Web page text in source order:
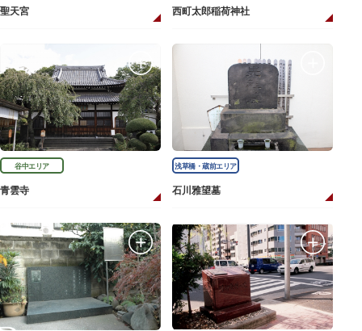
聖天宮 西町太郎稲荷神社
谷中エリア
青雲寺
浅草橋・蔵前エリア
石川雅望墓